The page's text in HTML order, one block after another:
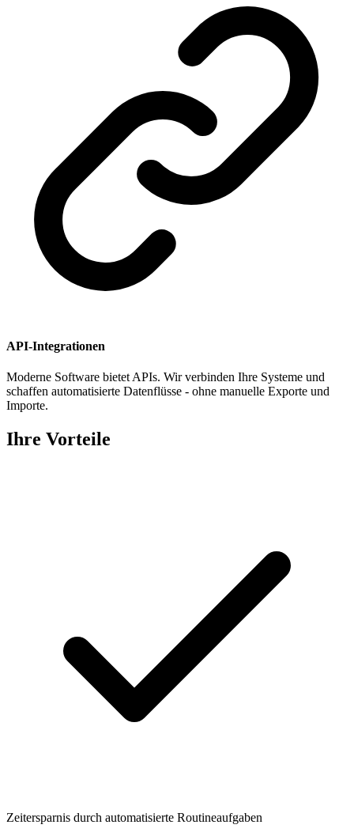
API-Integrationen
Moderne Software bietet APIs. Wir verbinden Ihre Systeme und
schaffen automatisierte Datenflüsse - ohne manuelle Exporte und
Importe.
Ihre Vorteile
Zeitersparnis durch automatisierte Routineaufgaben